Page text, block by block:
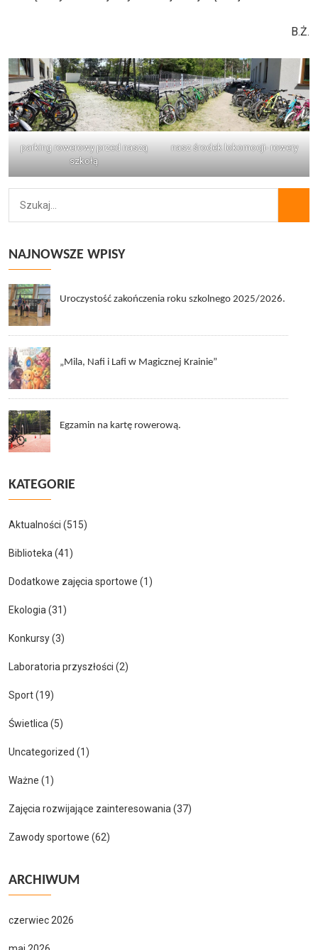
B.Ż.
parking rowerowy przed naszą
szkołą
nasz środek lokomocji- rowery
NAJNOWSZE WPISY
Uroczystość zakończenia roku szkolnego 2025/2026.
„Mila, Nafi i Lafi w Magicznej Krainie”
Egzamin na kartę rowerową.
KATEGORIE
Aktualności (515)
Biblioteka (41)
Dodatkowe zajęcia sportowe (1)
Ekologia (31)
Konkursy(3)
Laboratoria przyszłości (2)
Sport(19)
Świetlica (5)
Uncategorized (1)
Ważne (1)
Zajęcia rozwijające zainteresowania (37)
Zawody sportowe (62)
ARCHIWUM
czerwiec 2026